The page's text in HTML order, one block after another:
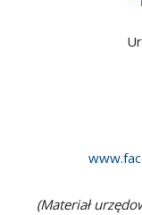
(Materiał